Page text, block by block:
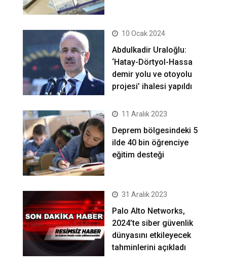
10 Ocak 2024
Abdulkadir Uraloğlu:
‘Hatay-Dörtyol-Hassa
demir yolu ve otoyolu
projesi’ ihalesi yapıldı
11 Aralık 2023
Deprem bölgesindeki 5
ilde 40 bin öğrenciye
eğitim desteği
31 Aralık 2023
Palo Alto Networks,
2024’te siber güvenlik
dünyasını etkileyecek
tahminlerini açıkladı